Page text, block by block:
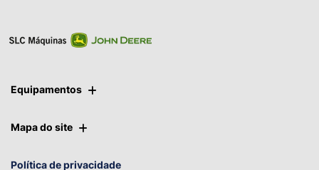
Equipamentos
Mapa do site
Política de privacidade